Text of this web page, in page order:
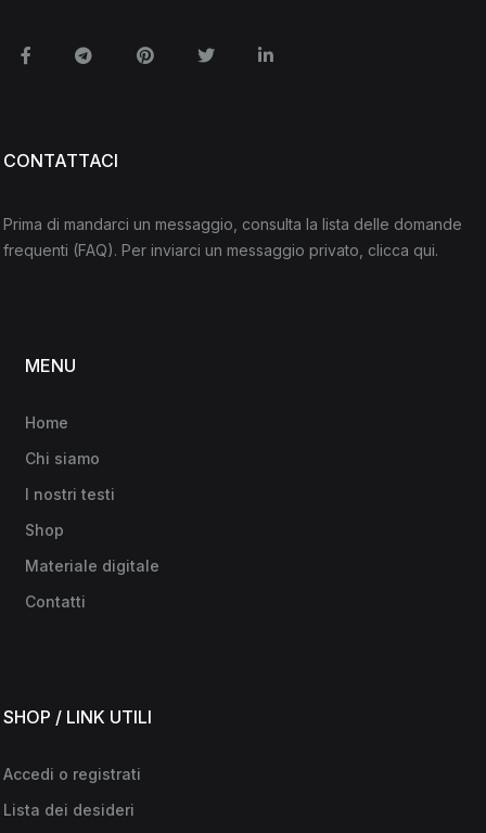
FacebookTelegramPinterestTwitterLinkedin
CONTATTACI
Prima di mandarci un messaggio, consulta la lista delle domande
frequenti (FAQ). Per inviarci un messaggio privato, clicca qui.
MENU
Home
Chi siamo
I nostri testi
Shop
Materiale digitale
Contatti
SHOP / LINK UTILI
Accedi o registrati
Lista dei desideri